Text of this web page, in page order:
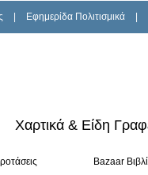
Εφημερίδα Πολιτισμικά
Χαρτικά & Είδη
Bazaar